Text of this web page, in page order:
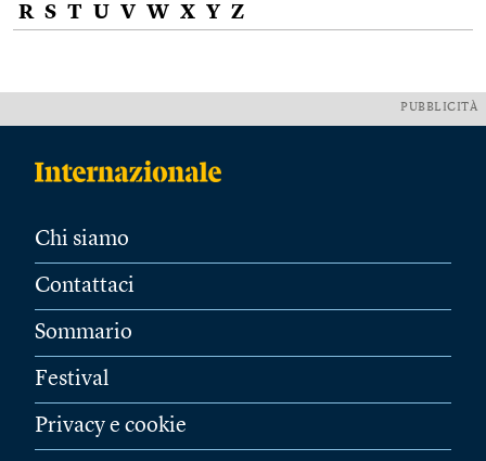
R S T U V W X Y Z
PUBBLICITÀ
Chi siamo
Contattaci
Sommario
Festival
Privacy e cookie